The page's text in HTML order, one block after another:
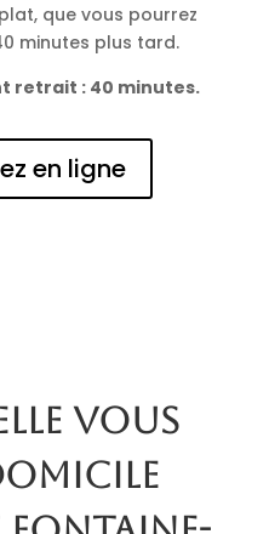
que vous pourrez
minutes plus tard.
retrait : 40 minutes.
en ligne
vous